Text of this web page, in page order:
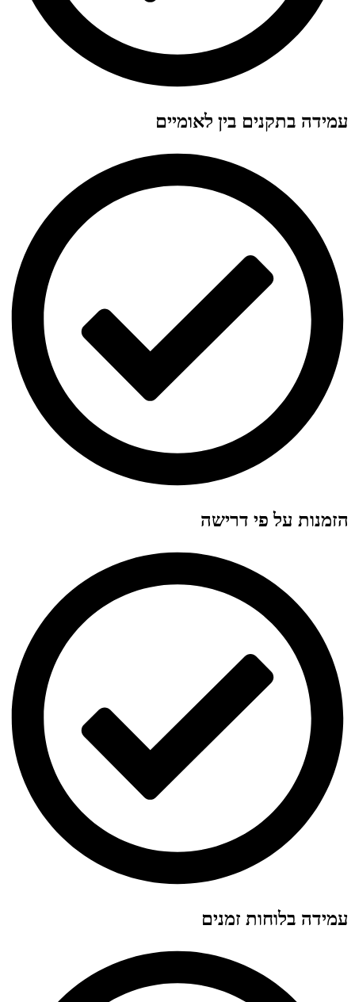
עמידה בתקנים בין לאומיים
הזמנות על פי דרישה
עמידה בלוחות זמנים